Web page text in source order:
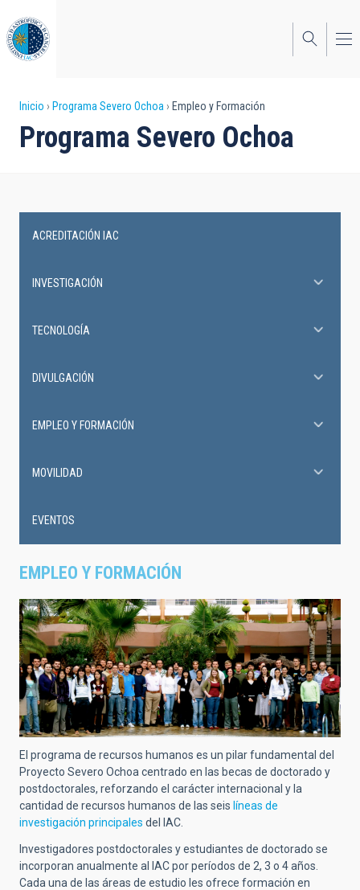
al
contenido
principal
Sobrescribir
enlaces
navegación
Inicio Programa Severo Ochoa Empleo y Formación
Programa Severo Ochoa
EMPLEO Y FORMACIÓN
El programa de recursos humanos es un pilar fundamental del
Proyecto Severo Ochoa centrado en las becas de doctorado y
postdoctorales, reforzando el carácter internacional y la
cantidad de recursos humanos de las seis líneas de
investigación principales del IAC.
Investigadores postdoctorales y estudiantes de doctorado se
incorporan anualmente al IAC por períodos de 2, 3 o 4 años.
Cada una de las áreas de estudio les ofrece formación en
Ochoa
ACREDITACIÓN IAC
INVESTIGACIÓN
TECNOLOGÍA
DIVULGACIÓN
EMPLEO Y FORMACIÓN
MOVILIDAD
EVENTOS